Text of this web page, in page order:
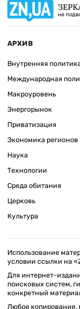
не
АРХИВ
Внутренняя
Международная
Макроуровень
Энергорынок
Приватизация
Экономика регионов
Наука
Технологии
Среда обитания
Церковь
Культура
Использование
условии ссылки на
Для интернет-
поисковых систем,
конкретный
Любое копирование,